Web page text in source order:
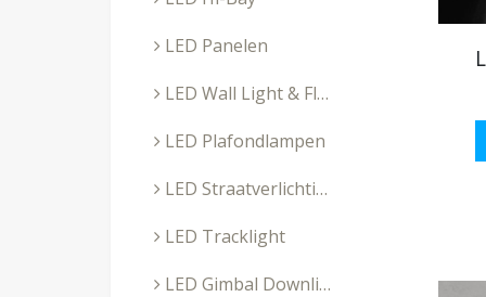
LED Panelen
LED Wall Light & Floodlight
LED Plafondlampen
LED Straatverlichting
LED Tracklight
LED Gimbal Downlighters